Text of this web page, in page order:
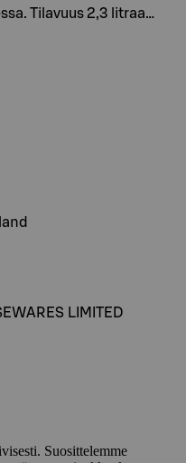
Tilavuus 2,3 litraa…
LIMITED
Suosittelemme